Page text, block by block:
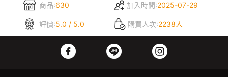
商品:630 加入時間:2025-07-29
評價:5.0 / 5.0 購買人次:2238人